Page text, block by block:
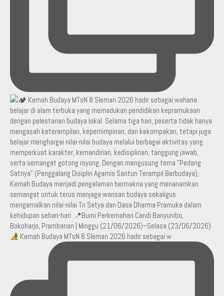
Kemah Budaya MTsN 8 Sleman 2026 hadir sebagai w